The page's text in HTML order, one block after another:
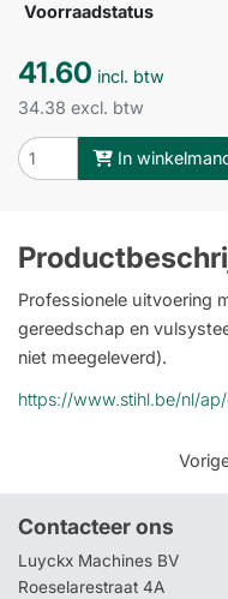
Voorraadstatus
41.60 incl. btw
34.38 excl. btw
In
Professionele uitvoering
gereedschap en
niet meegeleverd).
https://www.stihl.be/nl/
Contacteer ons
Luyckx Machines BV
Roeselarestraat 4A